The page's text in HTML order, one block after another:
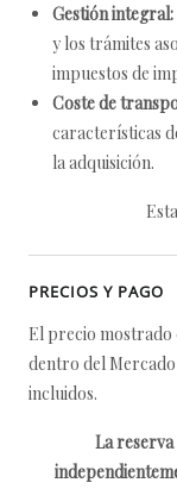
Gestión integral:
y los trámites
impuestos de
Coste de
características
la adquisición.
PRECIOS Y PAGO
El precio
dentro del Mercado
incluidos.
La